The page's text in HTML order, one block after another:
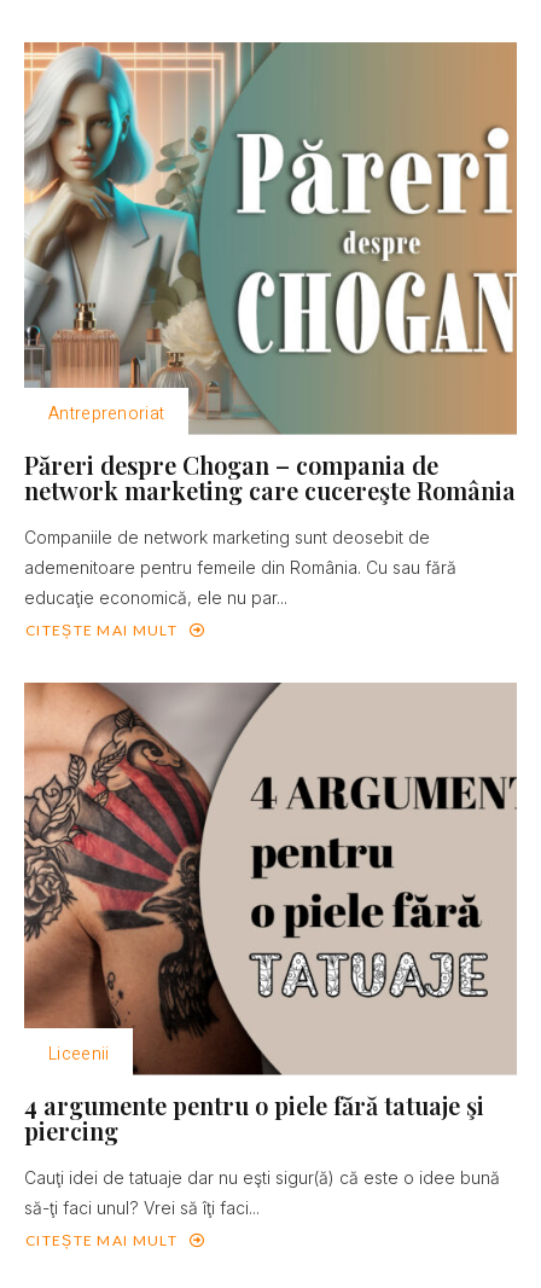
Antreprenoriat
Păreri despre Chogan – compania de
network marketing care cucereşte România
Companiile de network marketing sunt deosebit de
ademenitoare pentru femeile din România. Cu sau fără
educaţie economică, ele nu par...
CITEȘTE MAI MULT
Liceenii
4 argumente pentru o piele fără tatuaje şi
piercing
Cauţi idei de tatuaje dar nu eşti sigur(ă) că este o idee bună
să-ţi faci unul? Vrei să îţi faci...
CITEȘTE MAI MULT